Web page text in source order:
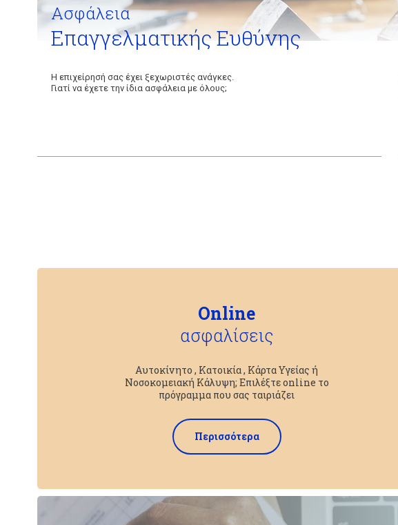
Ασφάλεια
Επαγγελματικής Ευθύνης
Η επιχείρησή σας έχει ξεχωριστές ανάγκες.
Γιατί να έχετε την ίδια ασφάλεια με όλους;
Online
ασφαλίσεις
Αυτοκίνητο , Κατοικία , Κάρτα Υγείας ή
Νοσοκομειακή Κάλυψη; Επιλέξτε online το
πρόγραμμα που σας ταιριάζει
Περισσότερα